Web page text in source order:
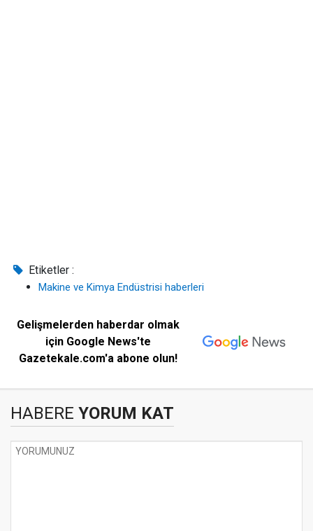
Etiketler :
Makine ve Kimya Endüstrisi haberleri
Gelişmelerden haberdar olmak
için Google News'te
Gazetekale.com'a abone olun!
HABERE YORUM KAT